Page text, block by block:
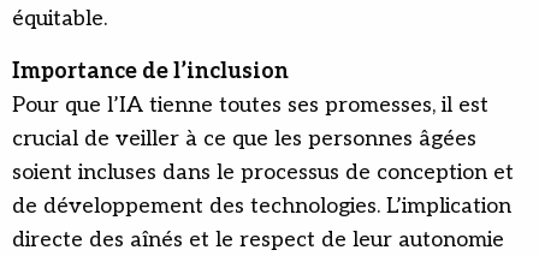
équitable.
Importance de l’inclusion
Pour que l’IA tienne toutes ses promesses, il est
crucial de veiller à ce que les personnes âgées
soient incluses dans le processus de conception et
de développement des technologies. L’implication
directe des aînés et le respect de leur autonomie